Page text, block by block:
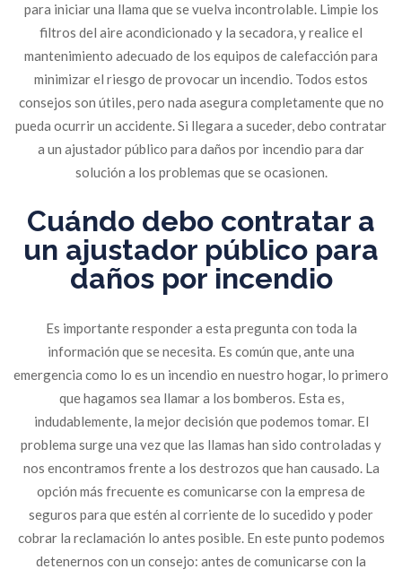
para iniciar una llama que se vuelva incontrolable. Limpie los
filtros del aire acondicionado y la secadora, y realice el
mantenimiento adecuado de los equipos de calefacción para
minimizar el riesgo de provocar un incendio. Todos estos
consejos son útiles, pero nada asegura completamente que no
pueda ocurrir un accidente. Si llegara a suceder, debo contratar
a un ajustador público para daños por incendio para dar
solución a los problemas que se ocasionen.
Cuándo debo contratar a
un ajustador público para
daños por incendio
Es importante responder a esta pregunta con toda la
información que se necesita. Es común que, ante una
emergencia como lo es un incendio en nuestro hogar, lo primero
que hagamos sea llamar a los bomberos. Esta es,
indudablemente, la mejor decisión que podemos tomar. El
problema surge una vez que las llamas han sido controladas y
nos encontramos frente a los destrozos que han causado. La
opción más frecuente es comunicarse con la empresa de
seguros para que estén al corriente de lo sucedido y poder
cobrar la reclamación lo antes posible. En este punto podemos
detenernos con un consejo: antes de comunicarse con la